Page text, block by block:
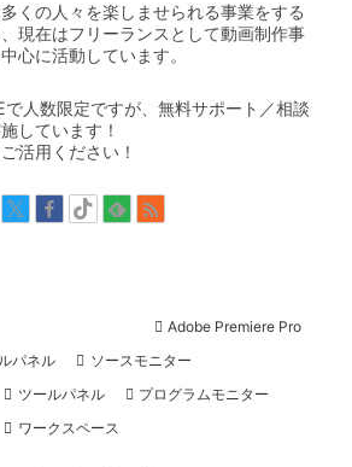
くの人々を楽しませられる事業をする
現在はフリーランスとして動画制作事
心に活動しています。
で人数限定ですが、無料サポート／相談
しています！
活用ください！
Adobe Premiere Pro
パネル
ソースモニター
ツールパネル
プログラムモニター
ワークスペース